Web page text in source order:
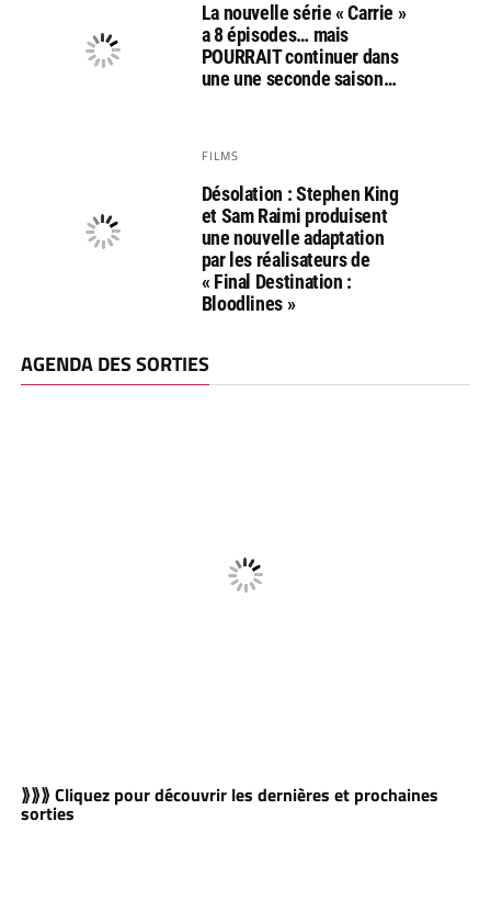
La nouvelle série « Carrie »
a 8 épisodes… mais
POURRAIT continuer dans
une une seconde saison…
FILMS
Désolation : Stephen King
et Sam Raimi produisent
une nouvelle adaptation
par les réalisateurs de
« Final Destination :
Bloodlines »
AGENDA DES SORTIES
⟫⟫⟫ Cliquez pour découvrir les dernières et prochaines
sorties